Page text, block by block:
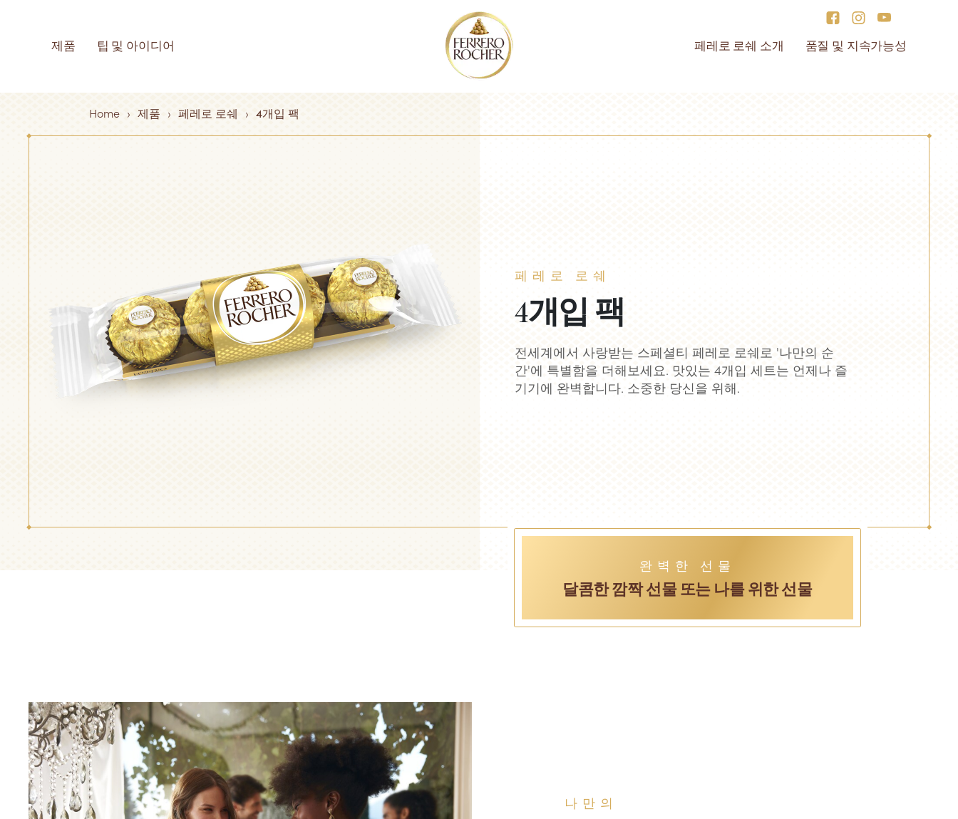
MAIN NAVIGATION
제품
제품 보기
팁 및 아이디어
영감
페레로 로쉐 소개
페레로 로쉐 알
아보기
품질 및 지속가능성
품질 및 지속가
능성 자세히 알
품질에 대한 태도
재료
Breadcrumb
Home 제품 페레로 로쉐 4개입 팩
페레로 로쉐
4개입 팩
전세계에서 사랑받는 스페셜티 페레로 로쉐로 '나만의 순
간'에 특별함을 더해보세요. 맛있는 4개입 세트는 언제나 즐
기기에 완벽합니다. 소중한 당신을 위해.
완벽한 선물
달콤한 깜짝 선물 또는 나를 위한 선물
나만의